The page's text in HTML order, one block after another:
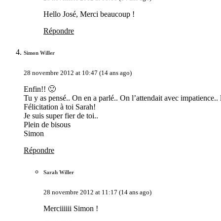
Hello José, Merci beaucoup !
Répondre
Simon Willer
28 novembre 2012 at 10:47 (14 ans ago)
Enfin!! 🙂
Tu y as pensé.. On en a parlé.. On l’attendait avec
Félicitation à toi Sarah!
Je suis super fier de toi..
Plein de bisous
Simon
Répondre
Sarah Willer
28 novembre 2012 at 11:17 (14 ans ago)
Merciiiiii Simon !